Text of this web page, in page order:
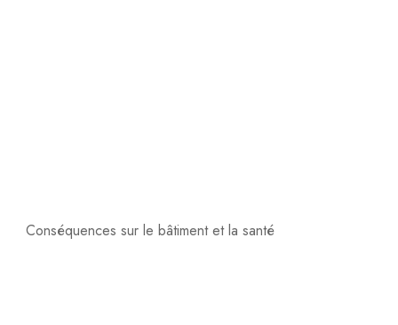
Conséquences sur le bâtiment et la santé